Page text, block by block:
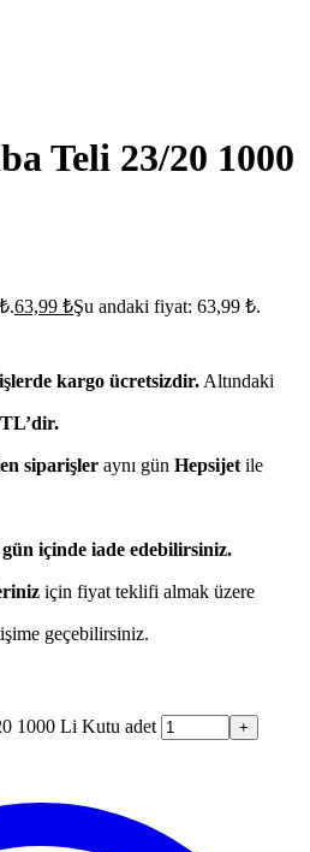
Teli 23/20 1000
63,99 ₺Şu andaki fiyat: 63,99 ₺.
kargo ücretsizdir. Altındaki
siparişler aynı gün Hepsijet ile
gün içinde iade edebilirsiniz.
için fiyat teklifi almak üzere
geçebilirsiniz.
1000 Li Kutu adet
+